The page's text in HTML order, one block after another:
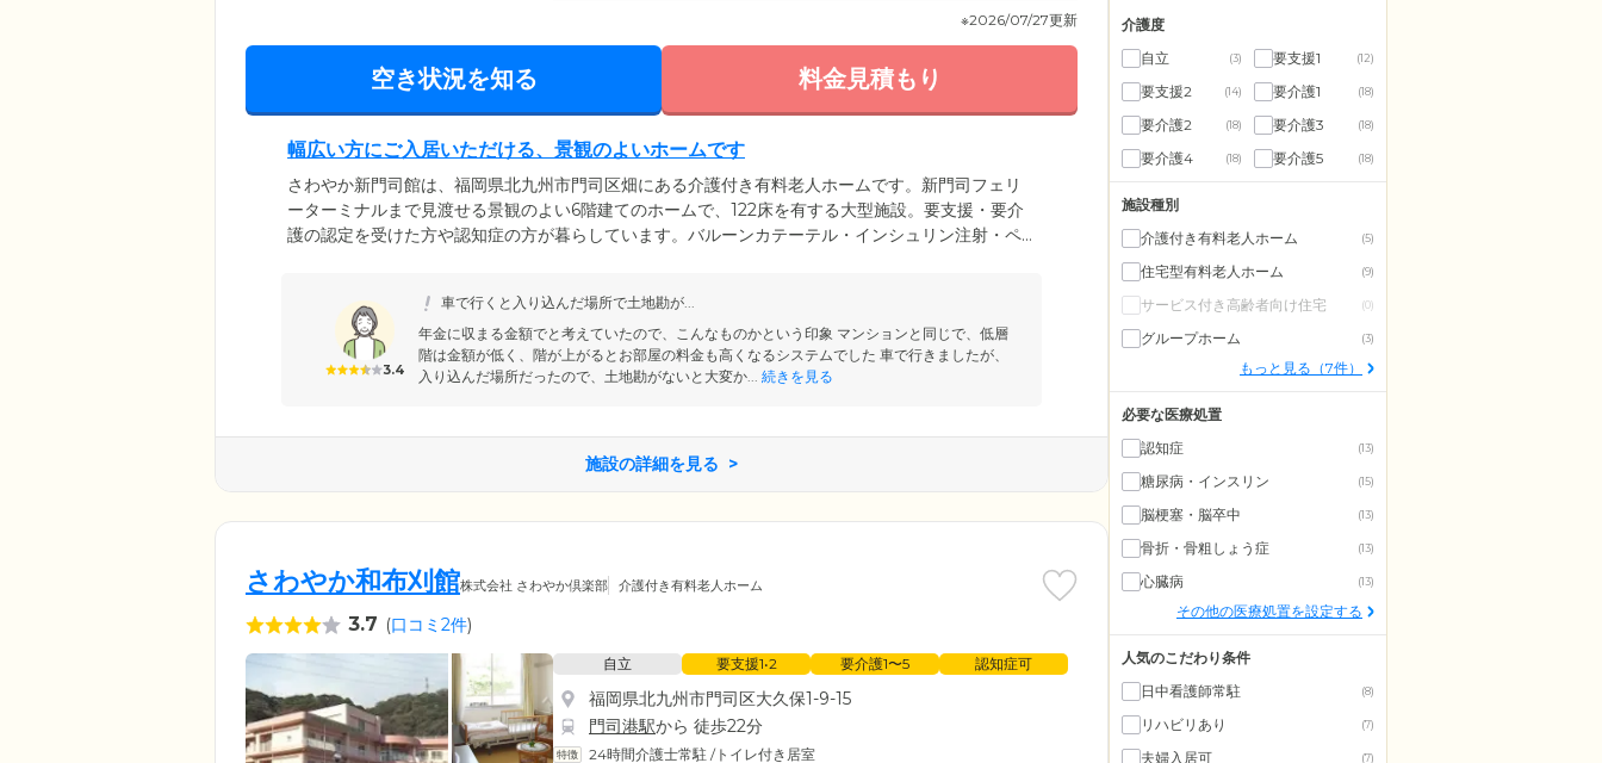
※2026/07/27更新
空き状況を知る 料金見積もり
幅広い方にご入居いただける、景観のよいホームです
さわやか新門司館は、福岡県北九州市門司区畑にある介護付き有料老人ホームです。新門司フェリ
ーターミナルまで見渡せる景観のよい6階建てのホームで、122床を有する大型施設。要支援・要介
護の認定を受けた方や認知症の方が暮らしています。バルーンカテーテル・インシュリン注射・ペ
ーションをしていただけます。ご入居者様のお部屋は個室でご用意。プライベートな時間をゆった
りとお過ごしいただけます。
3.4
車で行くと入り込んだ場所で土地勘が...
年金に収まる金額でと考えていたので、こんなものかという印象 マンションと同じで、低層
階は金額が低く、階が上がるとお部屋の料金も高くなるシステムでした 車で行きましたが、
入り込んだ場所だったので、土地勘がないと大変か...
続きを見る
施設の詳細を見る
さわやか和布刈館株式会社 さわやか倶楽部 介護付き有料老人ホーム
3.7 (口コミ2件)
自立 要支援1•2 要介護1〜5 認知症可
福岡県北九州市門司区大久保1-9-15
門司港駅から 徒歩22分
24時間介護士常駐 /トイレ付き居室
介護度
自立
(3) 要支援1 (12)
要支援2 (14) 要介護1 (18)
要介護2 (18) 要介護3 (18)
要介護4 (18) 要介護5 (18)
施設種別
介護付き有料老人ホーム
(5)
住宅型有料老人ホーム (9)
サービス付き高齢者向け住宅 (0)
グループホーム (3)
もっと見る（7件）
必要な医療処置
認知症
(13)
糖尿病・インスリン (15)
脳梗塞・脳卒中 (13)
骨折・骨粗しょう症 (13)
心臓病 (13)
その他の医療処置を設定する
人気のこだわり条件
日中看護師常駐
(8)
リハビリあり (7)
夫婦入居可 (7)